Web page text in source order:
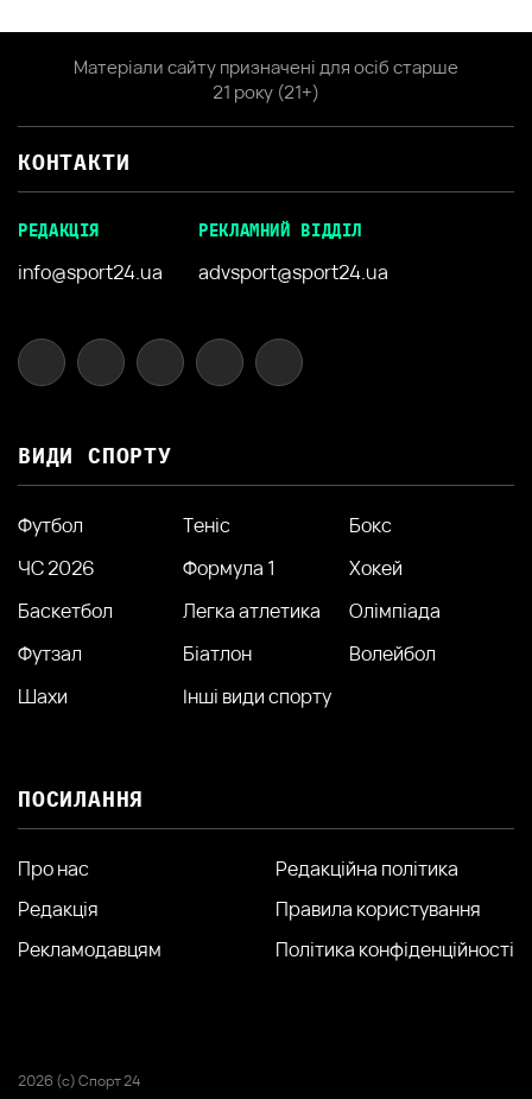
Матеріали сайту призначені для осіб старше
21 року (21+)
КОНТАКТИ
РЕДАКЦІЯ
info@sport24.ua
РЕКЛАМНИЙ ВІДДІЛ
advsport@sport24.ua
ВИДИ СПОРТУ
Футбол Теніс
Бокс
ЧС 2026
Формула 1
Хокей
Баскетбол
Легка атлетика
Олімпіада
Футзал
Біатлон
Волейбол
Шахи
Інші види спорту
ПОСИЛАННЯ
Про нас
Редакція
Рекламодавцям
Редакційна політика
Правила користування
Політика конфіденційності
2026 (с) Спорт 24